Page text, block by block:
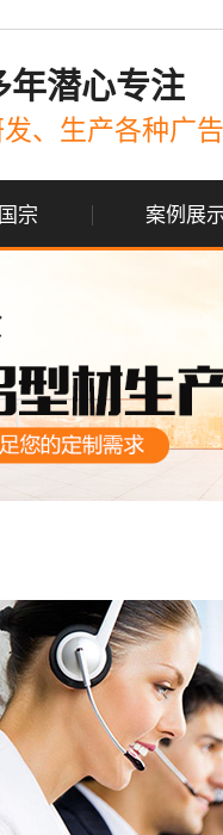
年潜心专注
、生产各种广
宗 案例展